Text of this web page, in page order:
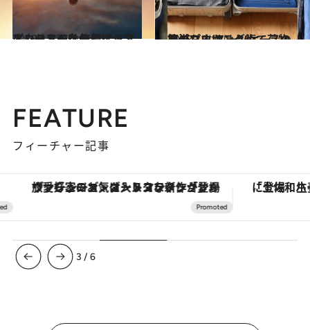
2018.12.27
エコノミーなのにビジネスクラスへ!? 無償アップグレードの条件とは？
旅＆お出かけ 2018.10.18
旅のプロはこうして荷物を減らす スーツケースの簡単パッキング術
旅＆お出かけ
FEATURE
フィーチャー記事
ヴァシュロン・コンスタンタン「オーヴァーシーズ・オートマティック」。旅愛好家のお気に入りコレクションから、ジェンダーレスな新作が登場
3 /6